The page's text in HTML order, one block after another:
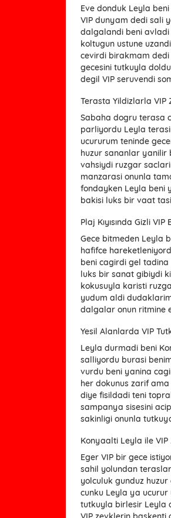
Eve donduk Leyla
VIP dunyam dedi sali
dalgalandi beni
koltugun ustune
cevirdi birakmam
gecesini tutkuyla
degil VIP seruvendi
Terasta Yildizlarla VIP
Sabaha dogru terasa
parliyordu Leyla
ucururum teninde
huzur sananlar yanilir
vahsiydi ruzgar
manzarasi onunla
fondayken Leyla beni
bakisi luks bir vaat
Plaj Kıyısında Gizli
Gece bitmeden Leyla
hafifce
beni cagirdi gel
luks bir sanat gibiydi
kokusuyla karisti
yudum aldi
dalgalar onun ritmine
Yesil Alanlarda VIP
Leyla durmadi beni
salliyordu burasi
vurdu beni yanina
her dokunus zarif
diye fisildadi teni
sampanya sisesini
sakinligi onunla
Konyaalti Leyla ile
Eger VIP bir gece
sahil yolundan
yolculuk gunduz
cunku Leyla ya
tutkuyla birlesir Leyla